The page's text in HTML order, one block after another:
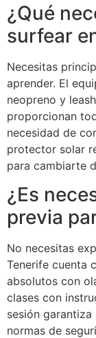
¿Qué
surfear
Necesitas
aprender. El
neopreno y
proporcionan
necesidad de
protector solar
para cambiarte
¿Es
previa
No necesitas
Tenerife cuenta
absolutos con
clases con
sesión
normas de